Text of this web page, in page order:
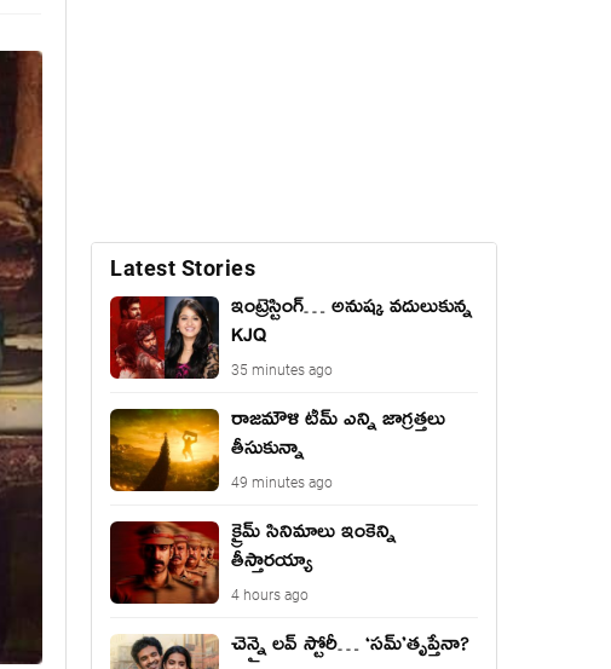
Latest Stories
ఇంట్రెస్టింగ్… అనుష్క వదులుకున్న
KJQ
35 minutes ago
రాజమౌళి టీమ్ ఎన్ని జాగ్రత్తలు
తీసుకున్నా
49 minutes ago
క్రైమ్ సినిమాలు ఇంకెన్ని
తీస్తారయ్యా
4 hours ago
చెన్నై లవ్ స్టోరీ… ‘సమ్’తృప్తేనా?